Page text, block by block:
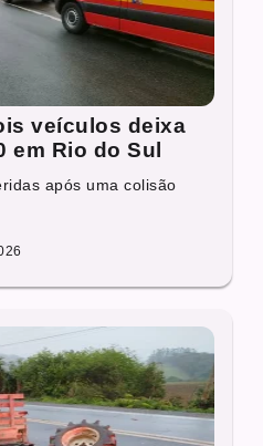
veículos deixa
em Rio do Sul
após uma colisão